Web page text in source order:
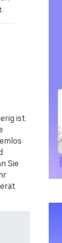
ist.
Sie